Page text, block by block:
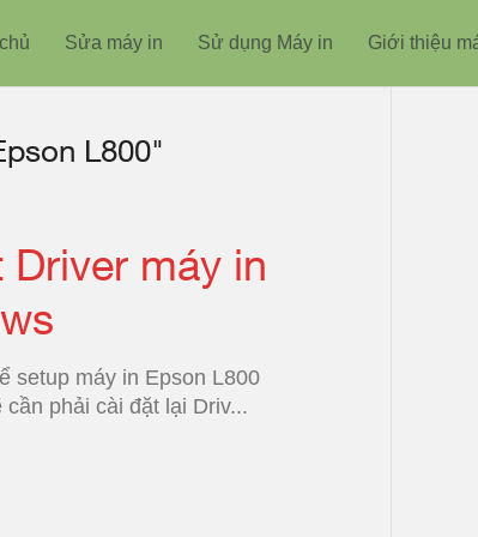
Sửa máy in Sử dụng Máy in Giới thiệu
L800"
Driver máy in
setup máy in Epson L800
phải cài đặt lại Driv...